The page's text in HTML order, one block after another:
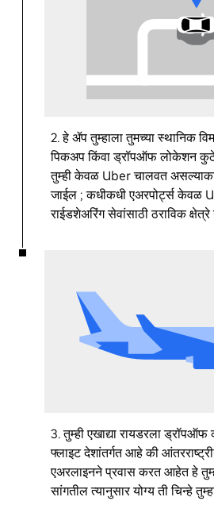
2. हे ॲप तुम्हाला तुमच्या स्थानिक
पिकअप किंवा ड्रॉपऑफ लोकेशन
तुम्ही केवळ Uber चालवत
जाईल ; कधीकधी एअरपोर्ट्स केवळ
राईडशेअरिंग सेवांसाठी ठराविक
3. तुम्ही एखाद्या रायडरला
फ्लाइट देशांतर्गत आहे की
एअरलाइनने प्रवास करत आहेत हे
सांगतील त्यानुसार योग्य ती चिन्हे